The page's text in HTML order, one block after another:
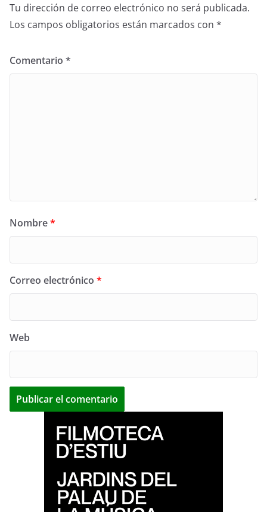
Tu dirección de correo electrónico no será publicada.
Los campos obligatorios están marcados con *
Comentario *
Nombre*
Correo electrónico *
Web